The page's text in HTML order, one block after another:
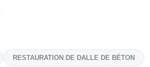
RESTAURATION DE DALLE DE BÉTON